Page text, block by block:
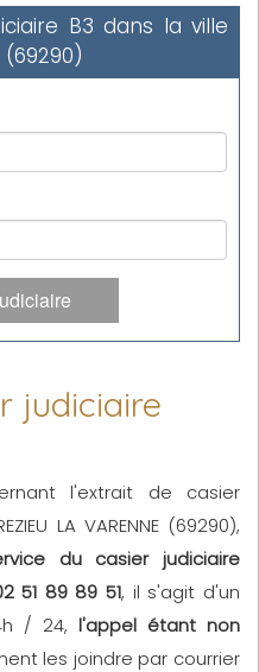
B3 dans la ville
(69290)
judiciaire
l'extrait de casier
LA VARENNE (69290),
du casier judiciaire
51 89 89 51, il s'agit d'un
/ 24, l'appel étant non
les joindre par courrier